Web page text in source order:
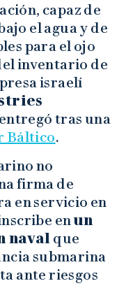
capaz de
el agua y de
para el ojo
inventario de
israelí
tras una
Báltico.
no
firma de
en servicio en
enun
naval que
submarina
ante riesgos